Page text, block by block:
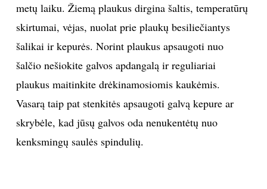
metų laiku. Žiemą plaukus dirgina šaltis, temperatūrų
skirtumai, vėjas, nuolat prie plaukų besiliečiantys
šalikai ir kepurės. Norint plaukus apsaugoti nuo
šalčio nešiokite galvos apdangalą ir reguliariai
plaukus maitinkite drėkinamosiomis kaukėmis.
Vasarą taip pat stenkitės apsaugoti galvą kepure ar
skrybėle, kad jūsų galvos oda nenukentėtų nuo
kenksmingų saulės spindulių.